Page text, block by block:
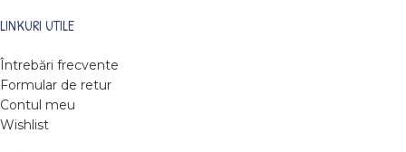
LINKURI UTILE
Întrebări frecvente
Formular de retur
Contul meu
Wishlist